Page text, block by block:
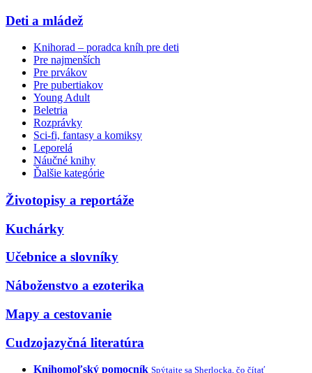
Deti a mládež
Knihorad – poradca kníh pre deti
Pre najmenších
Pre prvákov
Pre pubertiakov
Young Adult
Beletria
Rozprávky
Sci-fi, fantasy a komiksy
Leporelá
Náučné knihy
Ďalšie kategórie
Životopisy a reportáže
Kuchárky
Učebnice a slovníky
Náboženstvo a ezoterika
Mapy a cestovanie
Cudzojazyčná literatúra
Knihomoľský pomocník Spýtajte sa Sherlocka, čo čítať